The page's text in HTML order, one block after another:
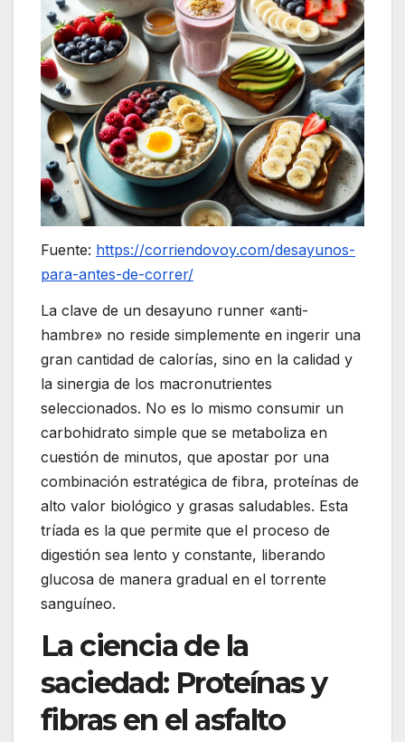
Fuente: https://corriendovoy.com/desayunos-
para-antes-de-correr/
La clave de un desayuno runner «anti-
hambre» no reside simplemente en ingerir una
gran cantidad de calorías, sino en la calidad y
la sinergia de los macronutrientes
seleccionados. No es lo mismo consumir un
carbohidrato simple que se metaboliza en
cuestión de minutos, que apostar por una
combinación estratégica de fibra, proteínas de
alto valor biológico y grasas saludables. Esta
tríada es la que permite que el proceso de
digestión sea lento y constante, liberando
glucosa de manera gradual en el torrente
sanguíneo.
La ciencia de la
saciedad: Proteínas y
fibras en el asfalto